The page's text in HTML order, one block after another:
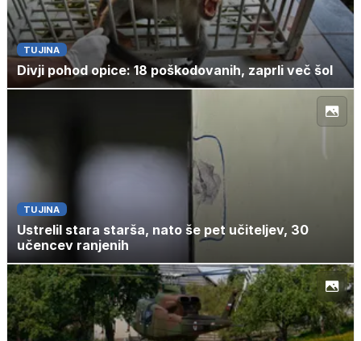
TUJINA
Divji pohod opice: 18 poškodovanih, zaprli več šol
TUJINA
Ustrelil stara starša, nato še pet učiteljev, 30
učencev ranjenih